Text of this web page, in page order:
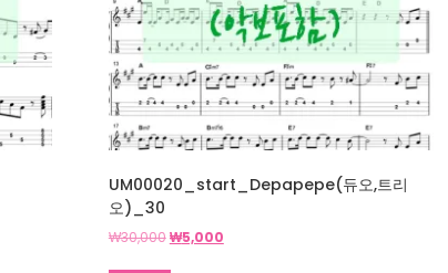
UM00020_start_Depapepe(듀오,트리
오)_30
₩30,000원
₩5,000현